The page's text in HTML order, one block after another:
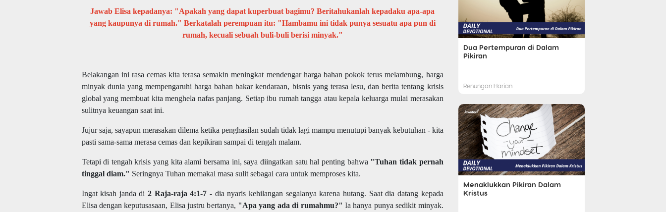
Jawab Elisa kepadanya: "Apakah yang dapat kuperbuat bagimu? Beritahukanlah kepadaku apa-apa
yang kaupunya di rumah." Berkatalah perempuan itu: "Hambamu ini tidak punya sesuatu apa pun di
rumah, kecuali sebuah buli-buli berisi minyak."
Belakangan ini rasa cemas kita terasa semakin meningkat mendengar harga bahan pokok terus melambung, harga
minyak dunia yang mempengaruhi harga bahan bakar kendaraan, bisnis yang terasa lesu, dan berita tentang krisis
global yang membuat kita menghela nafas panjang. Setiap ibu rumah tangga atau kepala keluarga mulai merasakan
sulitnya keuangan saat ini.
Jujur saja, sayapun merasakan dilema ketika penghasilan sudah tidak lagi mampu menutupi banyak kebutuhan - kita
pasti sama-sama merasa cemas dan kepikiran sampai di tengah malam.
Tetapi di tengah krisis yang kita alami bersama ini, saya diingatkan satu hal penting bahwa "Tuhan tidak pernah
tinggal diam." Seringnya Tuhan memakai masa sulit sebagai cara untuk memproses kita.
Ingat kisah janda di2 Raja-raja 4:1-7 - dia nyaris kehilangan segalanya karena hutang. Saat dia datang kepada
Elisa dengan keputusasaan, Elisa justru bertanya, "Apa yang ada di rumahmu?" Ia hanya punya sedikit minyak.
Dua Pertempuran di Dalam
Pikiran
Renungan Harian
Menaklukkan Pikiran Dalam
Kristus